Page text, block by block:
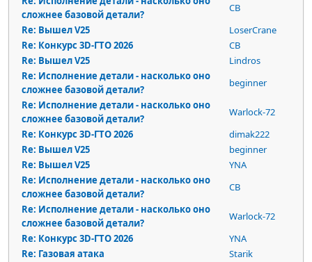
сложнее базовой детали?
СВ
Re: Вышел V25
LoserCrane
Re: Конкурс 3D-ГТО 2026
СВ
Re: Вышел V25
Lindros
Re: Исполнение детали - насколько оно
сложнее базовой детали?
beginner
Re: Исполнение детали - насколько оно
сложнее базовой детали?
Warlock-72
Re: Конкурс 3D-ГТО 2026
dimak222
Re: Вышел V25
beginner
Re: Вышел V25
YNA
Re: Исполнение детали - насколько оно
сложнее базовой детали?
СВ
Re: Исполнение детали - насколько оно
сложнее базовой детали?
Warlock-72
Re: Конкурс 3D-ГТО 2026
YNA
Re: Газовая атака
Starik